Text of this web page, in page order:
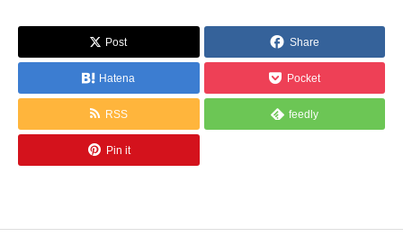
Post Share
Hatena Pocket
RSS feedly
Pin it